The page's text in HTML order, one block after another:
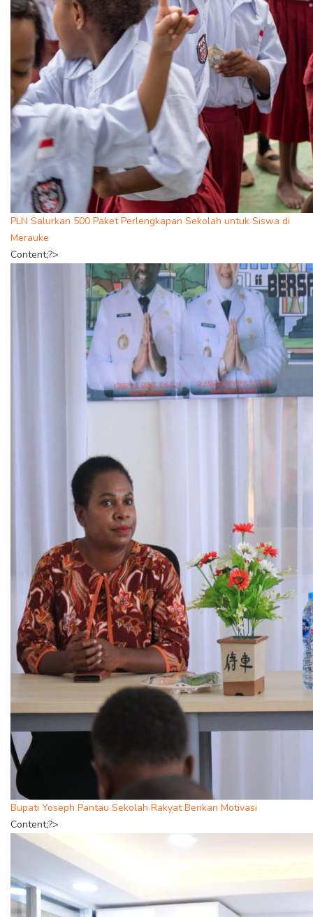
PLN Salurkan 500 Paket Perlengkapan Sekolah untuk Siswa di
Merauke
Content;?>
Bupati Yoseph Pantau Sekolah Rakyat Berikan Motivasi
Content;?>